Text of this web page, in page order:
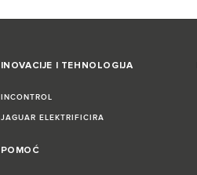
INOVACIJE I TEHNOLOGIJA
INCONTROL
JAGUAR ELEKTRIFICIRA
POMOĆ